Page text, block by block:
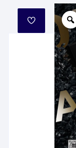
مورد
علاقه